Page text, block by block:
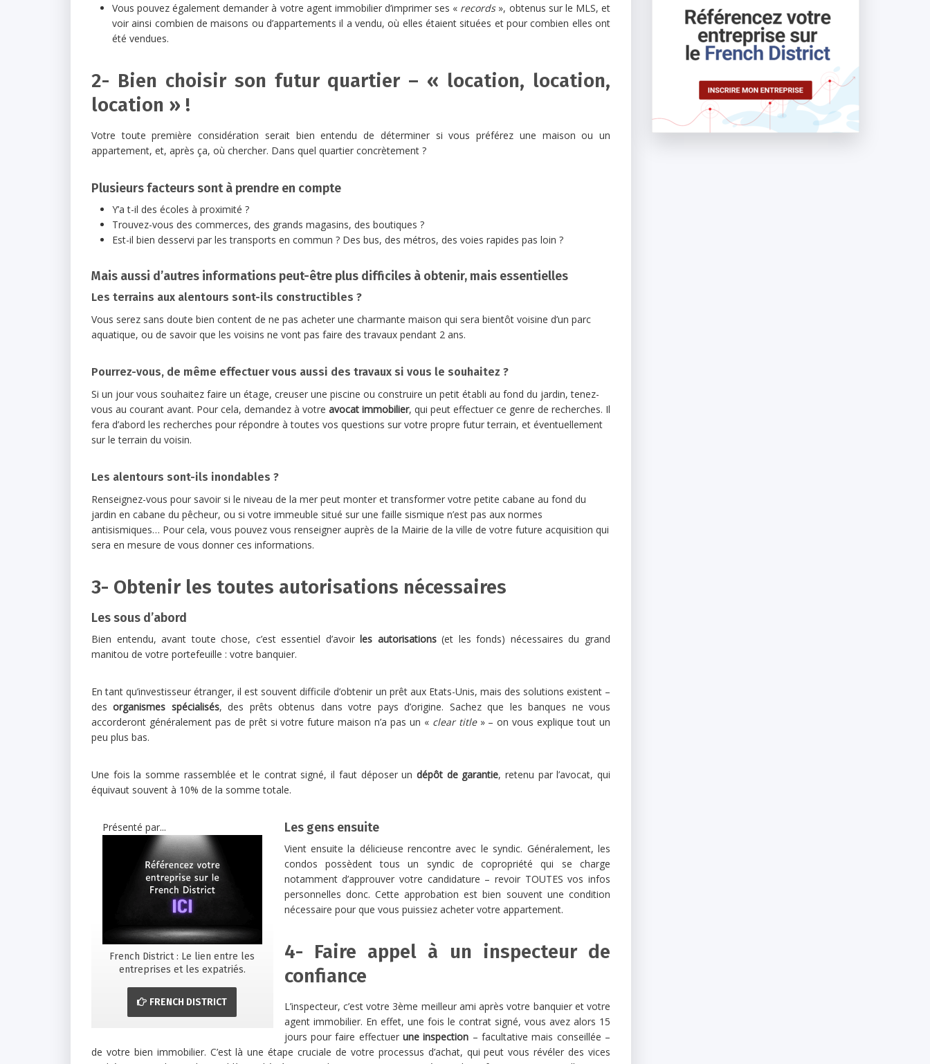
Vous pouvez également demander à votre agent immobilier d’imprimer ses « records», obtenus sur le MLS, et
voir ainsi combien de maisons ou d’appartements il a vendu, où elles étaient situées et pour combien elles ont
été vendues.
2- Bien choisir son futur quartier – « location, location,
location » !
Votre toute première considération serait bien entendu de déterminer si vous préférez une maison ou un
appartement, et, après ça, où chercher. Dans quel quartier concrètement ?
Plusieurs facteurs sont à prendre en compte
Y’a t-il des écoles à proximité ?
Trouvez-vous des commerces, des grands magasins, des boutiques ?
Est-il bien desservi par les transports en commun ? Des bus, des métros, des voies rapides pas loin ?
Mais aussi d’autres informations peut-être plus difficiles à obtenir, mais essentielles
Les terrains aux alentours sont-ils constructibles ?
Vous serez sans doute bien content de ne pas acheter une charmante maison qui sera bientôt voisine d’un parc
aquatique, ou de savoir que les voisins ne vont pas faire des travaux pendant 2 ans.
Pourrez-vous, de même effectuer vous aussi des travaux si vous le souhaitez ?
Si un jour vous souhaitez faire un étage, creuser une piscine ou construire un petit établi au fond du jardin, tenez-
vous au courant avant. Pour cela, demandez à votre avocat immobilier, qui peut effectuer ce genre de recherches. Il
fera d’abord les recherches pour répondre à toutes vos questions sur votre propre futur terrain, et éventuellement
sur le terrain du voisin.
Les alentours sont-ils inondables ?
Renseignez-vous pour savoir si le niveau de la mer peut monter et transformer votre petite cabane au fond du
jardin en cabane du pêcheur, ou si votre immeuble situé sur une faille sismique n’est pas aux normes
antisismiques… Pour cela, vous pouvez vous renseigner auprès de la Mairie de la ville de votre future acquisition qui
sera en mesure de vous donner ces informations.
3- Obtenir les toutes autorisations nécessaires
Les sous d’abord
Bien entendu, avant toute chose, c’est essentiel d’avoirles autorisations(et les fonds) nécessaires du grand
manitou de votre portefeuille : votre banquier.
En tant qu’investisseur étranger, il est souvent difficile d’obtenir un prêt aux Etats-Unis, mais des solutions existent –
desorganismes spécialisés, des prêts obtenus dans votre pays d’origine. Sachez que les banques ne vous
accorderont généralement pas de prêt si votre future maison n’a pas un « clear title» – on vous explique tout un
peu plus bas.
Une fois la somme rassemblée et le contrat signé, il faut déposer un dépôt de garantie, retenu par l’avocat, qui
équivaut souvent à 10% de la somme totale.
Présenté par...
French District : Le lien entre les
entreprises et les expatriés.
FRENCH DISTRICT
Les gens ensuite
Vient ensuite la délicieuse rencontre avec le syndic. Généralement, les
condos possèdent tous un syndic de copropriété qui se charge
notamment d’approuver votre candidature – revoir TOUTES vos infos
personnelles donc. Cette approbation est bien souvent une condition
nécessaire pour que vous puissiez acheter votre appartement.
4- Faire appel à un inspecteur de
confiance
L’inspecteur, c’est votre 3ème meilleur ami après votre banquier et votre
agent immobilier. En effet, une fois le contrat signé, vous avez alors 15
jours pour faire effectuer une inspection – facultative mais conseillée –
de votre bien immobilier. C’est là une étape cruciale de votre processus d’achat, qui peut vous révéler des vices